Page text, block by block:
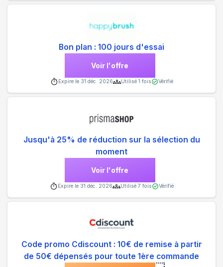
Bon plan : 100 jours d'essai
Voir l'offre
Expire le 31 déc. 2026 Utilisé 1 fois Vérifié
Jusqu'à 25% de réduction sur la sélection du
moment
Voir l'offre
Expire le 31 déc. 2026 Utilisé 7 fois Vérifié
Code promo Cdiscount : 10€ de remise à partir
de 50€ dépensés pour toute 1ère commande